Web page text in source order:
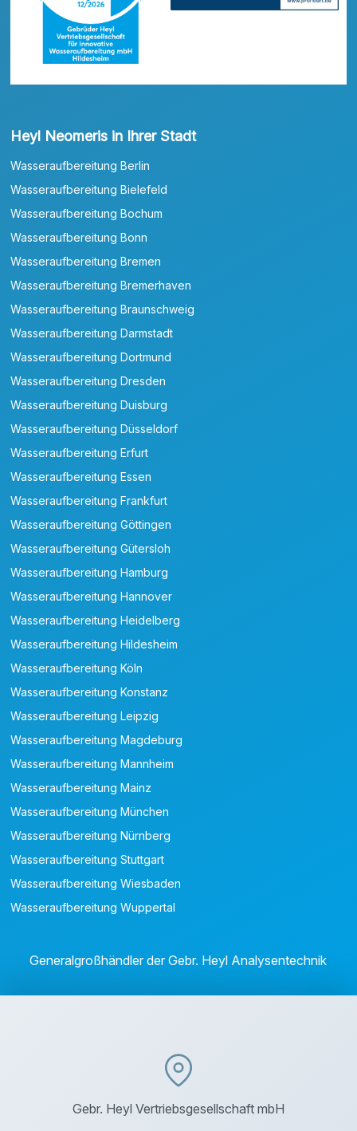
Heyl Neomeris in Ihrer Stadt
Wasseraufbereitung Berlin
Wasseraufbereitung Bielefeld
Wasseraufbereitung Bochum
Wasseraufbereitung Bonn
Wasseraufbereitung Bremen
Wasseraufbereitung Bremerhaven
Wasseraufbereitung Braunschweig
Wasseraufbereitung Darmstadt
Wasseraufbereitung Dortmund
Wasseraufbereitung Dresden
Wasseraufbereitung Duisburg
Wasseraufbereitung Düsseldorf
Wasseraufbereitung Erfurt
Wasseraufbereitung Essen
Wasseraufbereitung Frankfurt
Wasseraufbereitung Göttingen
Wasseraufbereitung Gütersloh
Wasseraufbereitung Hamburg
Wasseraufbereitung Hannover
Wasseraufbereitung Heidelberg
Wasseraufbereitung Hildesheim
Wasseraufbereitung Köln
Wasseraufbereitung Konstanz
Wasseraufbereitung Leipzig
Wasseraufbereitung Magdeburg
Wasseraufbereitung Mannheim
Wasseraufbereitung Mainz
Wasseraufbereitung München
Wasseraufbereitung Nürnberg
Wasseraufbereitung Stuttgart
Wasseraufbereitung Wiesbaden
Wasseraufbereitung Wuppertal
Generalgroßhändler der Gebr. Heyl Analysentechnik
Gebr. Heyl Vertriebsgesellschaft mbH